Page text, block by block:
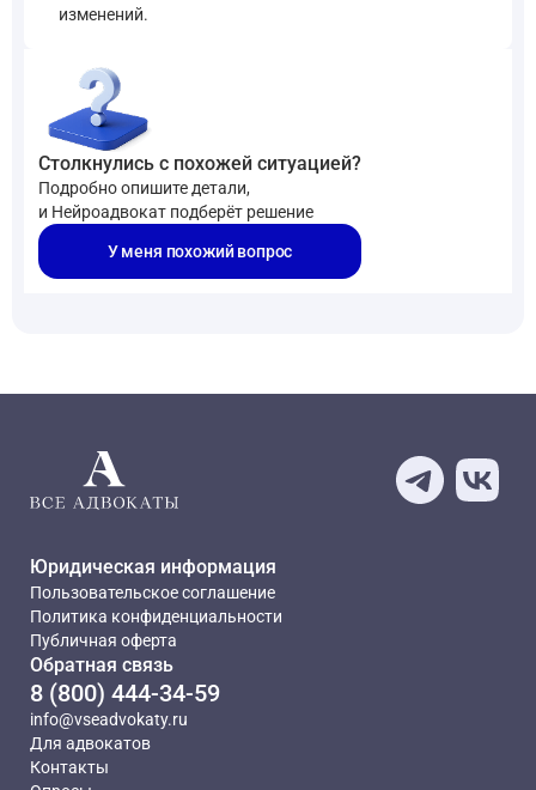
изменений.
Столкнулись с похожей ситуацией?
Подробно опишите детали,
и Нейроадвокат подберёт решение
У меня похожий вопрос
Юридическая информация
Пользовательское соглашение
Политика конфиденциальности
Публичная оферта
Обратная связь
8 (800) 444-34-59
info@vseadvokaty.ru
Для адвокатов
Контакты